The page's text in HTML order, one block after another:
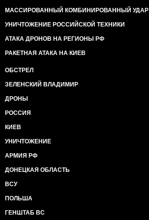
МАССИРОВАННЫЙ КОМБИНИРОВАННЫЙ УДАР
УНИЧТОЖЕНИЕ РОССИЙСКОЙ ТЕХНИКИ
АТАКА ДРОНОВ НА РЕГИОНЫ РФ
РАКЕТНАЯ АТАКА НА КИЕВ
ОБСТРЕЛ
ЗЕЛЕНСКИЙ ВЛАДИМИР
ДРОНЫ
РОССИЯ
КИЕВ
УНИЧТОЖЕНИЕ
АРМИЯ РФ
ДОНЕЦКАЯ ОБЛАСТЬ
ВСУ
ПОЛЬША
ГЕНШТАБ ВС